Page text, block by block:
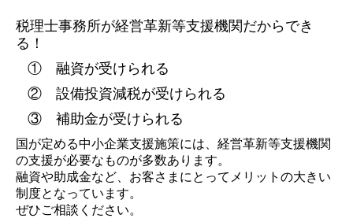
税理士事務所が経営革新等支援機関だからでき
る！
① 融資が受けられる
② 設備投資減税が受けられる
③ 補助金が受けられる
国が定める中小企業支援施策には、経営革新等支援機関
の支援が必要なものが多数あります。
融資や助成金など、お客さまにとってメリットの大きい
制度となっています。
ぜひご相談ください。